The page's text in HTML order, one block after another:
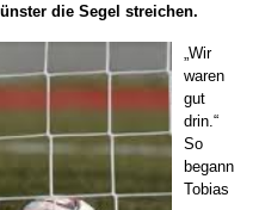
die Segel streichen.
„Wir
waren
gut
drin.“
So
begann
Tobias